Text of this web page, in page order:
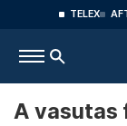
TELEX
A vasutas